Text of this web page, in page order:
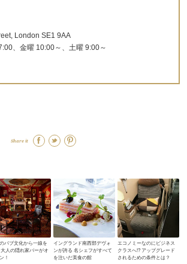
London SE1 9AA
、金曜 10:00～、土曜 9:00～
Share it
パブ文化から一線を
人の隠れ家バーがオ
！
イングランド南西部デヴォ
ンが誇る 名シェフがすべて
を注いだ美食の館
エコノミーなのにビジネス
クラスへ!? アップグレード
されるための条件とは？